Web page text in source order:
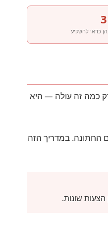
3
כדאי להשקיע
כמה זה עולה — היא
החתונה. במדריך הזה
שונות.